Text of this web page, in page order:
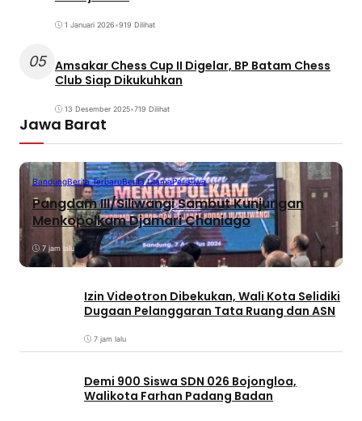
1 Januari 2026•919 Dilihat
05 Amsakar Chess Cup II Digelar, BP Batam Chess
Club Siap Dikukuhkan
13 Desember 2025•719 Dilihat
Jawa Barat
BandungBerita TerbaruBerita UtamaPeristiwa
Pangdam III/Siliwangi Sambut Kunjungan
Menkopolkam Djamari Chaniago
7 jam lalu
Izin Videotron Dibekukan, Wali Kota Selidiki
Dugaan Pelanggaran Tata Ruang dan ASN
7 jam lalu
Demi 900 Siswa SDN 026 Bojongloa,
Walikota Farhan Padang Badan